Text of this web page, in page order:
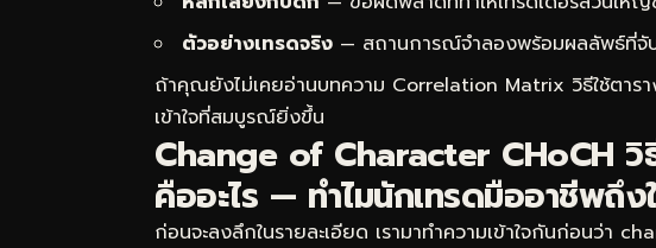
ตัวอย่างเทรดจริง — สถานการณ์จำลองพร้อมผลลัพธ์ที่จั
ถ้าคุณยังไม่เคยอ่านบทความ Correlation Matrix วิธีใช้ตาร
เข้าใจที่สมบูรณ์ยิ่งขึ้น
Change of Character CHoCH
คืออะไร — ทำไมนักเทรดมืออาชีพถึ
ก่อนจะลงลึกในรายละเอียด เรามาทำความเข้าใจกันก่อนว่